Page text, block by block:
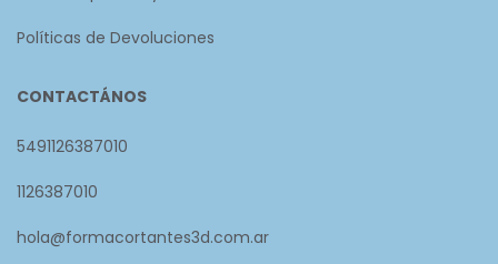
Políticas de Devoluciones
CONTACTÁNOS
5491126387010
1126387010
hola@formacortantes3d.com.ar